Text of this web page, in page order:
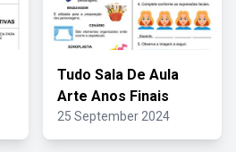
Tudo Sala De Aula
Arte Anos Finais
25 September 2024